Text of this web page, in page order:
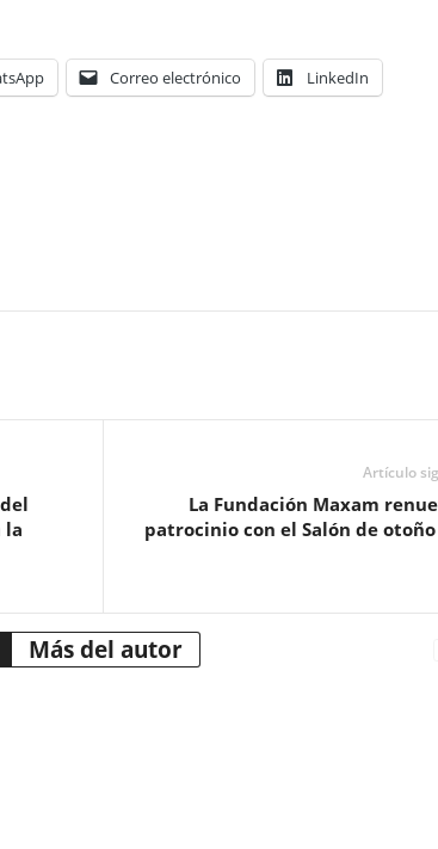
Correo electrónico LinkedIn
la
Artículo
La Fundación Maxam
patrocinio con el Salón de
Más del autor